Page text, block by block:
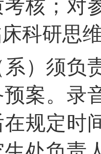
考核；对
科研思
）须负
案。录
规定时